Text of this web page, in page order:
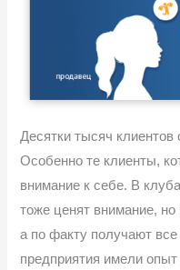
Десятки тысяч
Особенно те клиенты,
внимание к себе. В
тоже ценят внимание,
а по факту получают
предприятия имели